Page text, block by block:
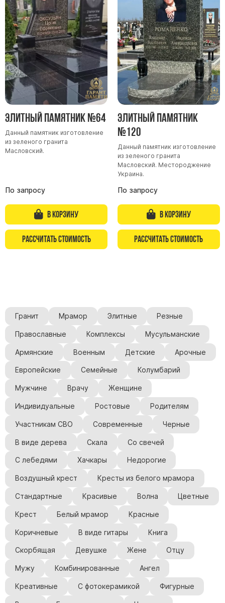
Фигурные памятники
Памятники в виде гитары
Памятники комбинированные
Памятники из цветного гранита
Памятники красные
Памятники красно-черные
Памятники коричневые
Памятники серые
Памятники зеленые
Памятники из Дымовского гранита
Памятники из гранита Возрождение
Памятники из гранита Сюскюянсаари
Памятники из гранита Балтик Грин
Памятники из гранита Покостовский
Памятники из гранита Лезниковский
Арочные памятники
Памятники Крест
Памятники военным
Часовни из белого мрамора и гранита
Скульптуры, барельефы и бюсты из бронзы
Колумбарий
Недорогие памятники
Памятники с фотокерамикой
Памятники животным
Памятники младенцу
Памятники двойные
Памятники женщине
Памятники маме
Памятники жене
Памятники девушке
Памятники дочери
Памятники мужчине
Памятники дедушке
Элитный памятник №64
Данный памятник изготовление
из зеленого гранита
Масловский.
По запросу
В корзину
Рассчитать стоимость
Элитный памятник
№120
Данный памятник изготовление
из зеленого гранита
Масловский. Местороджение
Украина.
По запросу
В корзину
Рассчитать стоимость
Гранит Мрамор Элитные Резные
Православные Комплексы Мусульманские
Армянские Военным Детские Арочные
Европейские Семейные Колумбарий
Мужчине Врачу Женщине
Индивидуальные Ростовые Родителям
Участникам СВО Современные Черные
В виде дерева Скала Со свечей
С лебедями Хачкары Недорогие
Воздушный крест Кресты из белого мрамора
Стандартные Красивые Волна Цветные
Крест Белый мрамор Красные
Коричневые В виде гитары Книга
Скорбящая Девушке Жене Отцу
Мужу Комбинированные Ангел
Креативные С фотокерамикой Фигурные